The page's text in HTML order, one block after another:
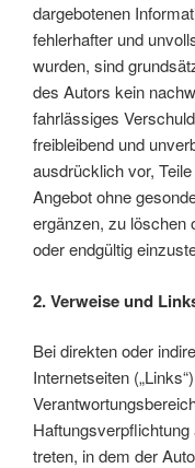
dargebotenen
fehlerhafter und
wurden, sind
des Autors kein
fahrlässiges
freibleibend und
ausdrücklich vor,
Angebot ohne
ergänzen, zu löschen
oder endgültig
2. Verweise und
Bei direkten oder
Internetseiten
treten, in dem der